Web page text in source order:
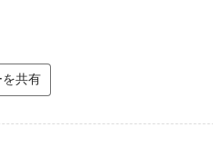
を共有